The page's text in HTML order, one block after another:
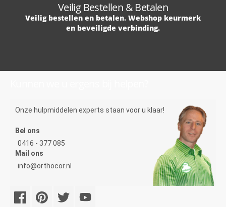
Veilig Bestellen & Betalen
Veilig bestellen en betalen. Webshop keurmerk
en beveiligde verbinding.
Onze hulpmiddelen experts staan voor u klaar!
Bel ons
0416 - 377 085
Mail ons
info@orthocor.nl